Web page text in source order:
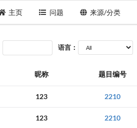
主页 问题 来源/分类
语言：
昵称 题目编号
123 2210
123 2210